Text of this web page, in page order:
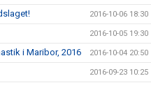
2016-10-06 18:30
2016-10-05 19:30
i Maribor, 2016 2016-10-04 20:50
2016-09-23 10:25